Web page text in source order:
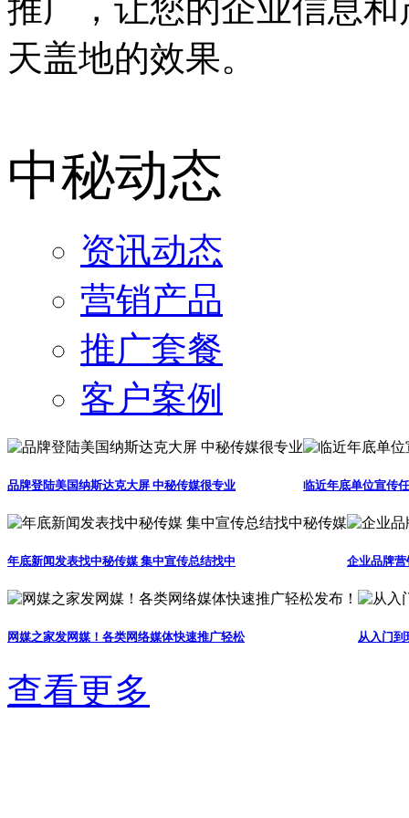
推广，让您的企业信息
天盖地的效果。
中秘动态
资讯动态
营销产品
推广套餐
客户案例
品牌登陆美国纳斯达克大屏 中秘传媒很专业 临近年底单位宣传
年底新闻发表找中秘传媒 集中宣传总结找中 企业品牌
网媒之家发网媒！各类网络媒体快速推广轻松 从入门
查看更多